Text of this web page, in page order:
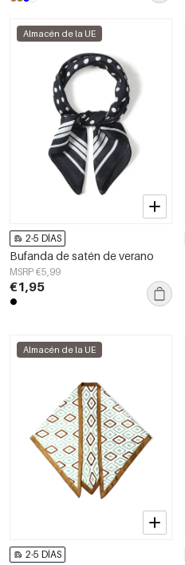
Almacén de la UE
2-5 DÍAS
Bufanda de satén de verano
MSRP €5,99
€1,95
Almacén de la UE
2-5 DÍAS